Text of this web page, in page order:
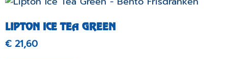
LIPTON ICE TEA GREEN
€21,60